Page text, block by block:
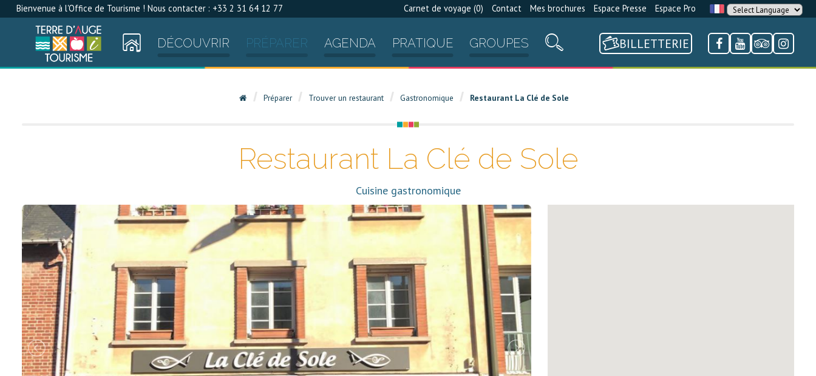
Bienvenue à l'Office de Tourisme ! Nous contacter : +33 2 31 64 12 77 Carnet de voyage (0) Contact Mes brochures Espace Presse Espace Pro
DÉCOUVRIR PRÉPARER AGENDA PRATIQUE GROUPES BILLETTERIE
Préparer Trouver un restaurant Gastronomique Restaurant La Clé de Sole
Restaurant La Clé de Sole
Cuisine gastronomique